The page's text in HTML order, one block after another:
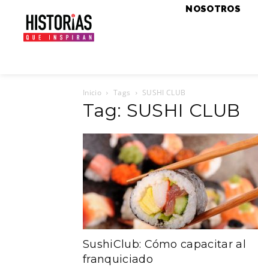
NOSOTROS
Inicio Tags SUSHI CLUB
Tag: SUSHI CLUB
SushiClub: Cómo capacitar al
franquiciado